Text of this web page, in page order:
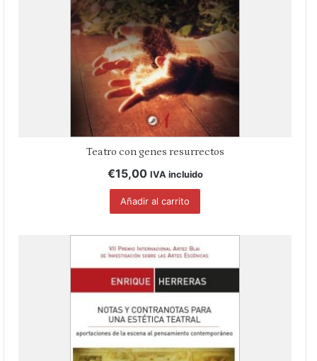
Teatro con genes resurrectos
€15,00 IVA incluido
Añadir al carrito